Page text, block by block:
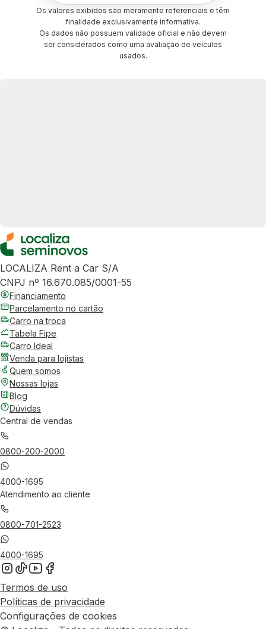
Os valores exibidos são meramente referenciais e têm
finalidade exclusivamente informativa.
Os dados não possuem validade oficial e não devem
ser considerados como uma avaliação de veículos
usados.
LOCALIZA Rent a Car S/A
CNPJ nº 16.670.085/0001-55
Financiamento
Parcelamento no cartão
Carro na troca
Tabela Fipe
Carro Ideal
Venda para lojistas
Quem somos
Nossas lojas
Blog
Dúvidas
Central de vendas
0800-200-2000
4000-1695
Atendimento ao cliente
0800-701-2523
4000-1695
Termos de uso
Políticas de privacidade
Configurações de cookies